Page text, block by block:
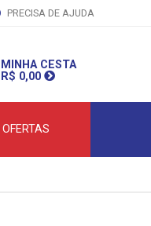
PRECISA DE AJUDA
MINHA CESTA
R$ 0,00
OFERTAS